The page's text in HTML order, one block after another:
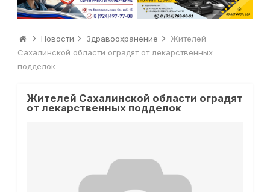
Новости Здравоохранение
Жителей
Сахалинской области оградят от лекарственных
подделок
Жителей Сахалинской области оградят
от лекарственных подделок